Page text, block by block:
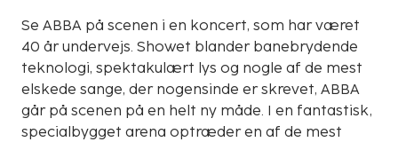
Se ABBA på scenen i en koncert, som har været
40 år undervejs. Showet blander banebrydende
teknologi, spektakulært lys og nogle af de mest
elskede sange, der nogensinde er skrevet, ABBA
går på scenen på en helt ny måde. I en fantastisk,
specialbygget arena optræder en af de mest